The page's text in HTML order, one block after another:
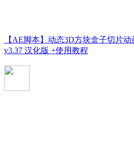
【AE脚本】动态3D方块盒子切片
v3.37 汉化版 +使用教程